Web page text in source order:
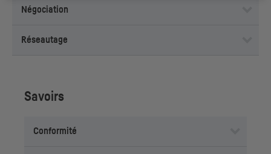
Négociation
Réseautage
Savoirs
Conformité